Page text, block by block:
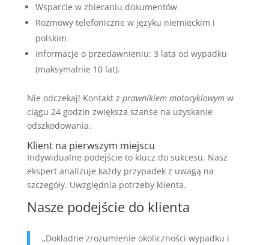
Wsparcie w zbieraniu dokumentów
Rozmowy telefoniczne w języku niemieckim i
polskim
Informacje o przedawnieniu: 3 lata od wypadku
(maksymalnie 10 lat).
Nie odczekaj! Kontakt z prawnikiem motocyklowymw
ciągu 24 godzin zwiększa szanse na uzyskanie
odszkodowania.
Klient na pierwszym miejscu
Indywidualne podejście to klucz do sukcesu. Nasz
ekspert analizuje każdy przypadek z uwagą na
szczegóły. Uwzględnia potrzeby klienta.
Nasze podejście do klienta
„Dokładne zrozumienie okoliczności wypadku i